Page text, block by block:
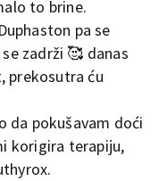
to brine.
pa se
zadrži 🥰 danas
prekosutra ću
da pokušavam doći
korigira terapiju,